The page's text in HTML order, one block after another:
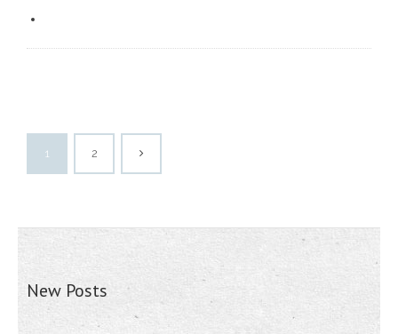
1 2
New Posts